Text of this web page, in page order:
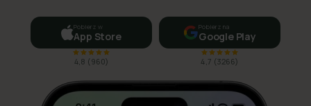
Pobierz w
App Store
4,8 ( 960)
Pobierz na
Google Play
4,7 (3266)